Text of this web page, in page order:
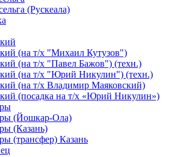
(Рускеала)
(на т/х "Михаил Кутузов")
(на т/х "Павел Бажов") (техн.)
(на т/х "Юрий Никулин") (техн.)
(на т/х Владимир Маяковский)
(посадка на т/х «Юрий Никулин»)
(Йошкар-Ола)
(Казань)
(трансфер) Казань